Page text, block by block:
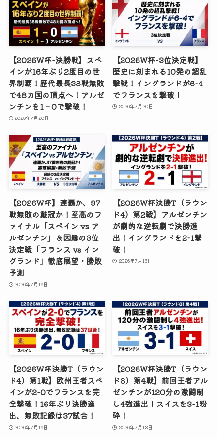
【2026W杯-決勝戦】スペ
インが16年ぶり2度目の世
界制覇！歴代最長38戦無敗
で48カ国の頂点へ！アルゼ
ンチンを1－0で撃破！
2026年7月20日
【2026W杯-3位決定戦】
歴史に刻まれる10発の超乱
撃戦！イングランドが6-4
でフランスを撃破！
2026年7月20日
【2026W杯】連覇か、37
戦無敗の戴冠か！至高のフ
ァイナル「スペイン vs ア
ルゼンチン」＆因縁の3位
決定戦「フランス vs イン
グランド」徹底展望・勝敗
予測
2026年7月16日
【2026W杯決勝T（ラウン
ド4）第2戦】アルゼンチン
が劇的な逆転劇で決勝進
出！イングランドを2-1撃
破！
2026年7月16日
【2026W杯決勝T（ラウン
ド4）第1戦】欧州王者スペ
インが2-0でフランスを完
全撃破！16年ぶり決勝進
出、無敗記録は37試合！
2026年7月16日
【2026W杯決勝T（ラウン
ド8）第4戦】前回王者アル
ゼンチンが120分の激闘制
し4強進出！スイスを3-1粉
砕！
2026年7月13日